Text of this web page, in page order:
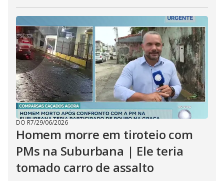
DO R7/29/06/2026
Homem morre em tiroteio com
PMs na Suburbana | Ele teria
tomado carro de assalto